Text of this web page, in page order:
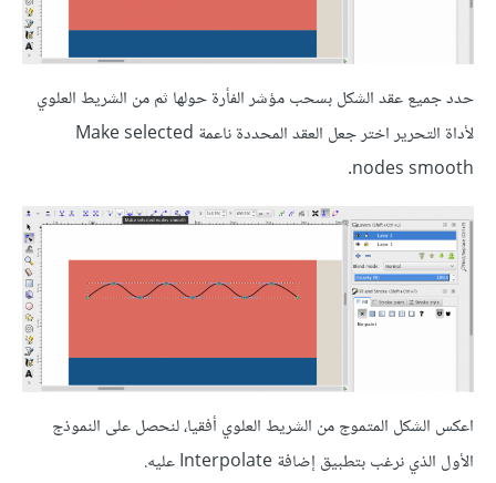
حدد جميع عقد الشكل بسحب مؤشر الفأرة حولها ثم من الشريط العلوي
لأداة التحرير اختر جعل العقد المحددة ناعمة Make selected
nodes smooth.
اعكس الشكل المتموج من الشريط العلوي أفقيا، لنحصل على النموذج
الأول الذي نرغب بتطبيق إضافة Interpolate عليه.